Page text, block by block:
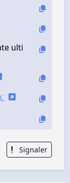
ulti
Signaler